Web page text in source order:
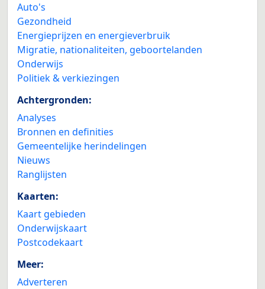
Auto's
Gezondheid
Energieprijzen en energieverbruik
Migratie, nationaliteiten, geboortelanden
Onderwijs
Politiek & verkiezingen
Achtergronden:
Analyses
Bronnen en definities
Gemeentelijke herindelingen
Nieuws
Ranglijsten
Kaarten:
Kaart gebieden
Onderwijskaart
Postcodekaart
Meer:
Adverteren